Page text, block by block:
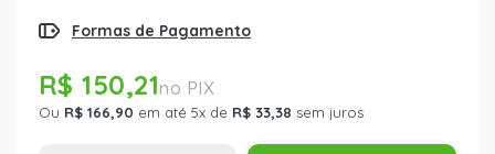
Formas de Pagamento
R$ 150,21
Ou R$ 166,90 em até 5x de R$ 33,38 sem juros